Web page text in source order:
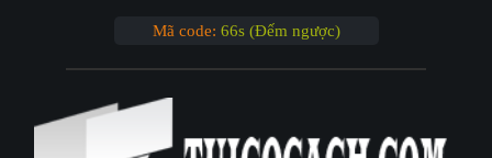
Mã code: 65s (Đếm ngược)